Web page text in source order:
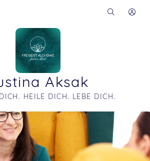
Aksak
HEILE DICH. LEBE DICH.
more about me here...